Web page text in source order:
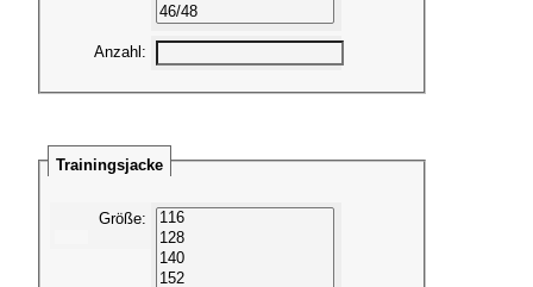
Anzahl :
Trainingsjacke
Größe: